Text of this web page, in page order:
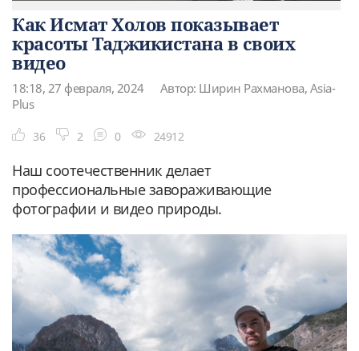
Как Исмат Холов показывает
красоты Таджикистана в своих
видео
18:18, 27 февраля, 2024
Автор: Ширин Рахманова, Asia-
Plus
36 2 0 24912
Наш соотечественник делает
профессиональные завораживающие
фотографии и видео природы.